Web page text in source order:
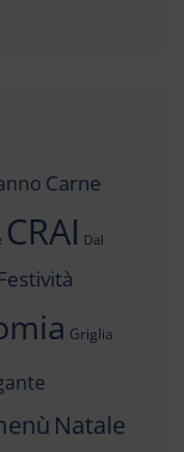
Carne
CRAI Dal
Festività
Griglia
Natale